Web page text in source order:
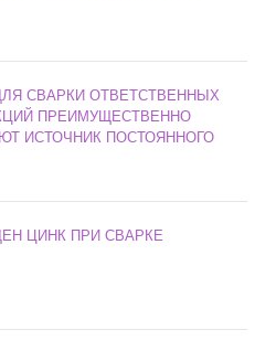
СВАРКИ ОТВЕТСТВЕННЫХ
ПРЕИМУЩЕСТВЕННО
ИСТОЧНИК ПОСТОЯННОГО
ЦИНК ПРИ СВАРКЕ